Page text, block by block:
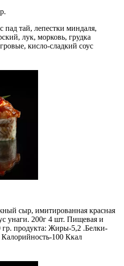
пад тай, лепестки миндаля,
лук, морковь, грудка
кисло-сладкий соус
сыр, имитированная красная
унаги. 200г 4 шт. Пищевая и
гр. продукта: Жиры-5,2 .Белки-
100 Ккал